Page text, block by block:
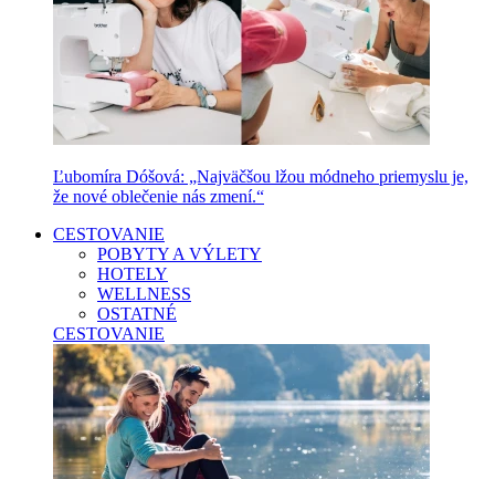
Ľubomíra Dóšová: „Najväčšou lžou módneho priemyslu je,
že nové oblečenie nás zmení.“
CESTOVANIE
POBYTY A VÝLETY
HOTELY
WELLNESS
OSTATNÉ
CESTOVANIE